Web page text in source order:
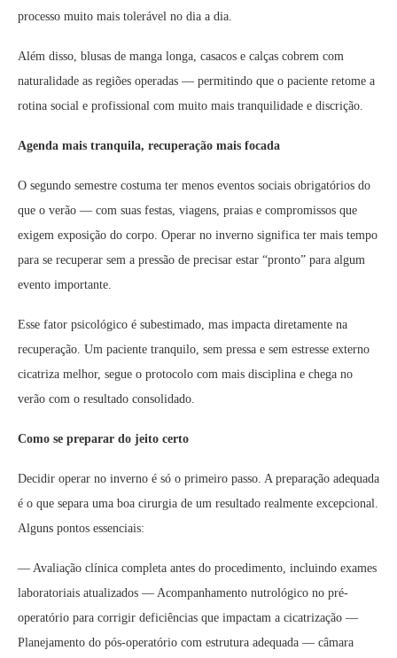
processo muito mais tolerável no dia a dia.
Além disso, blusas de manga longa, casacos e calças cobrem com
naturalidade as regiões operadas — permitindo que o paciente retome a
rotina social e profissional com muito mais tranquilidade e discrição.
Agenda mais tranquila, recuperação mais focada
O segundo semestre costuma ter menos eventos sociais obrigatórios do
que o verão — com suas festas, viagens, praias e compromissos que
exigem exposição do corpo. Operar no inverno significa ter mais tempo
para se recuperar sem a pressão de precisar estar “pronto” para algum
evento importante.
Esse fator psicológico é subestimado, mas impacta diretamente na
recuperação. Um paciente tranquilo, sem pressa e sem estresse externo
cicatriza melhor, segue o protocolo com mais disciplina e chega no
verão com o resultado consolidado.
Como se preparar do jeito certo
Decidir operar no inverno é só o primeiro passo. A preparação adequada
é o que separa uma boa cirurgia de um resultado realmente excepcional.
Alguns pontos essenciais:
— Avaliação clínica completa antes do procedimento, incluindo exames
laboratoriais atualizados — Acompanhamento nutrológico no pré-
operatório para corrigir deficiências que impactam a cicatrização —
Planejamento do pós-operatório com estrutura adequada — câmara